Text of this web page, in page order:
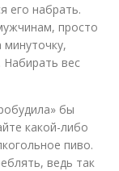
его набрать.
просто
минуточку,
вес
бы
какой-либо
пиво.
ведь так